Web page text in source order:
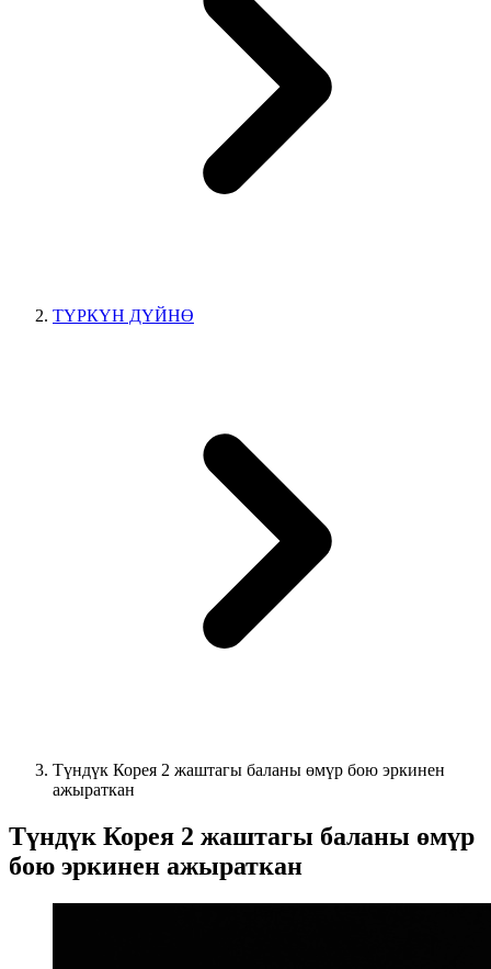
ТҮРКҮН ДҮЙНӨ
Түндүк Корея 2 жаштагы баланы өмүр бою эркинен
ажыраткан
Түндүк Корея 2 жаштагы баланы өмүр
бою эркинен ажыраткан